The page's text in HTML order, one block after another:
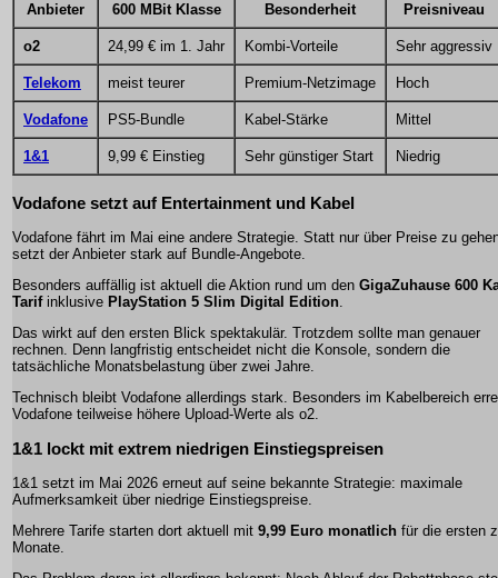
Anbieter 600 MBit Klasse Besonderheit Preisniveau
o2 24,99 € im 1. Jahr Kombi-Vorteile Sehr aggressiv
Telekom meist teurer Premium-Netzimage Hoch
Vodafone PS5-Bundle Kabel-Stärke Mittel
1&1 9,99 € Einstieg Sehr günstiger Start Niedrig
Vodafone setzt auf Entertainment und Kabel
Vodafone fährt im Mai eine andere Strategie. Statt nur über Preise zu
setzt der Anbieter stark auf Bundle-Angebote.
Besonders auffällig ist aktuell die Aktion rund um den GigaZuhause 600
Tarifinklusive PlayStation 5 Slim Digital Edition
Das wirkt auf den ersten Blick spektakulär. Trotzdem sollte man genauer
rechnen. Denn langfristig entscheidet nicht die Konsole, sondern die
tatsächliche Monatsbelastung über zwei Jahre.
Technisch bleibt Vodafone allerdings stark. Besonders im Kabelbereich
Vodafone teilweise höhere Upload-Werte als o2.
1&1 lockt mit extrem niedrigen Einstiegspreisen
1&1 setzt im Mai 2026 erneut auf seine bekannte Strategie: maximale
Aufmerksamkeit über niedrige Einstiegspreise.
Mehrere Tarife starten dort aktuell mit 9,99 Euro monatlich für die ersten
Monate.